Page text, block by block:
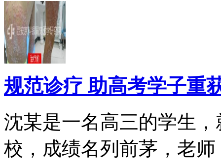
规范诊疗 助高考学子重
沈某是一名高三的学生
校，成绩名列前茅，老师